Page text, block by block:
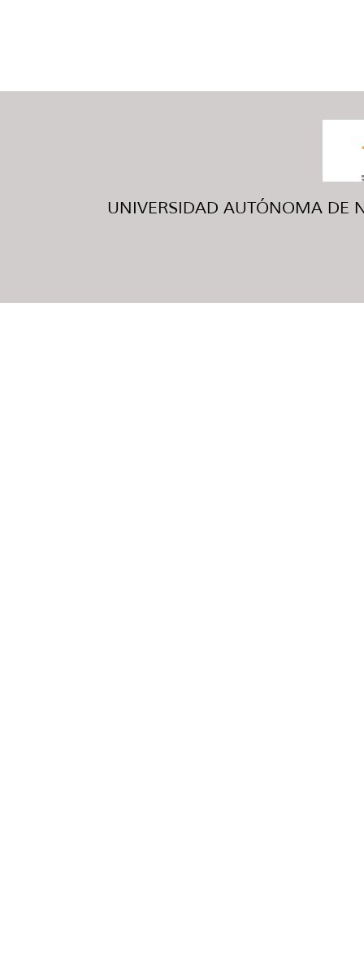
UNIVERSIDAD AUTÓNOMA DE